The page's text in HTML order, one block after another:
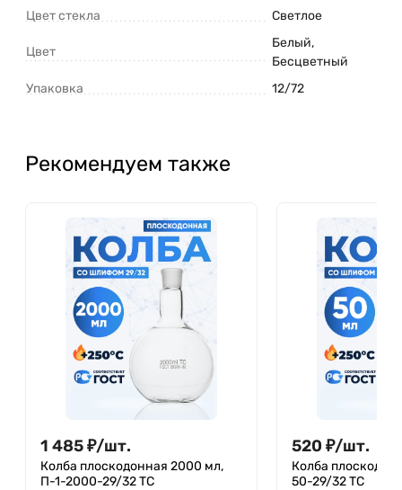
Цвет стекла
Светлое
Цвет
Белый,
Бесцветный
Упаковка
12/72
Рекомендуем также
1 485₽/шт.
Колба плоскодонная 2000 мл,
П-1-2000-29/32 ТС
520 ₽/шт.
Колба
50-29/32 ТС